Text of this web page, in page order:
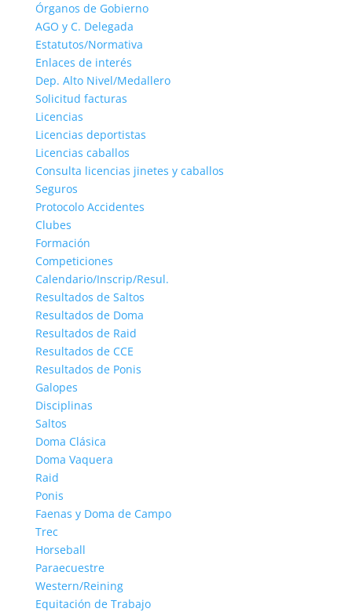
Órganos de Gobierno
AGO y C. Delegada
Estatutos/Normativa
Enlaces de interés
Dep. Alto Nivel/Medallero
Solicitud facturas
Licencias
Licencias deportistas
Licencias caballos
Consulta licencias jinetes y caballos
Seguros
Protocolo Accidentes
Clubes
Formación
Competiciones
Calendario/Inscrip/Resul.
Resultados de Saltos
Resultados de Doma
Resultados de Raid
Resultados de CCE
Resultados de Ponis
Galopes
Disciplinas
Saltos
Doma Clásica
Doma Vaquera
Raid
Ponis
Faenas y Doma de Campo
Trec
Horseball
Paraecuestre
Western/Reining
Equitación de Trabajo